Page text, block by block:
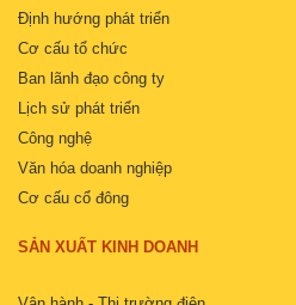
Định hướng phát triển
Cơ cấu tổ chức
Ban lãnh đạo công ty
Lịch sử phát triển
Công nghệ
Văn hóa doanh nghiệp
Cơ cấu cổ đông
SẢN XUẤT KINH DOANH